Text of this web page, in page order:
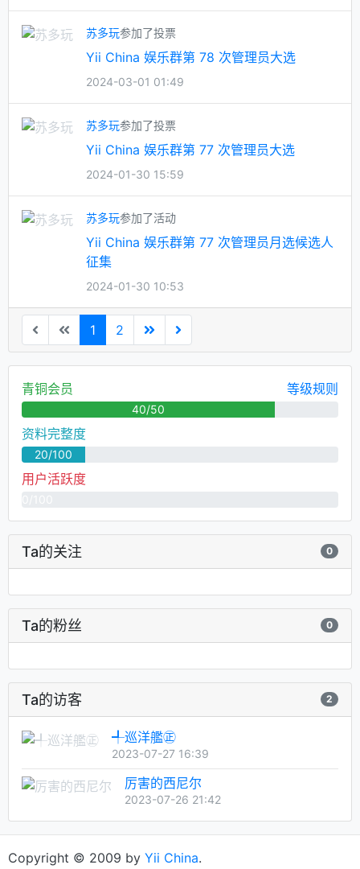
苏多玩参加了投票
Yii China 娱乐群第 78 次管理员大选
2024-03-01 01:49
苏多玩参加了投票
Yii China 娱乐群第 77 次管理员大选
2024-01-30 15:59
苏多玩参加了活动
Yii China 娱乐群第 77 次管理员月选候选人
征集
2024-01-30 10:53
1 2
青铜会员 等级规则
40/50
资料完整度
20/100
用户活跃度
Ta的关注 0
Ta的粉丝 0
Ta的访客 2
╃巡洋艦㊣
2023-07-27 16:39
厉害的西尼尔
2023-07-26 21:42
Copyright © 2009 by Yii China.